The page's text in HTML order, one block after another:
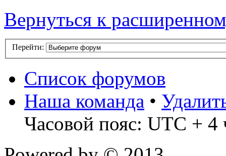
Вернуться к
Перейти:
Список форумов
Наша команда •
Часовой пояс: UTC + 4